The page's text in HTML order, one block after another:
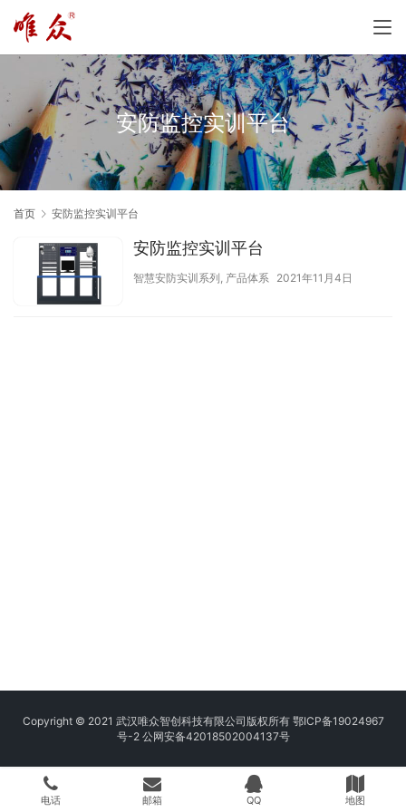
安防监控实训平台
首页 安防监控实训平台
安防监控实训平台
智慧安防实训系列, 产品体系 2021年11月4日
Copyright © 2021 武汉唯众智创科技有限公司版权所有 鄂ICP备19024967
号-2 公网安备42018502004137号
电话 邮箱 QQ 地图